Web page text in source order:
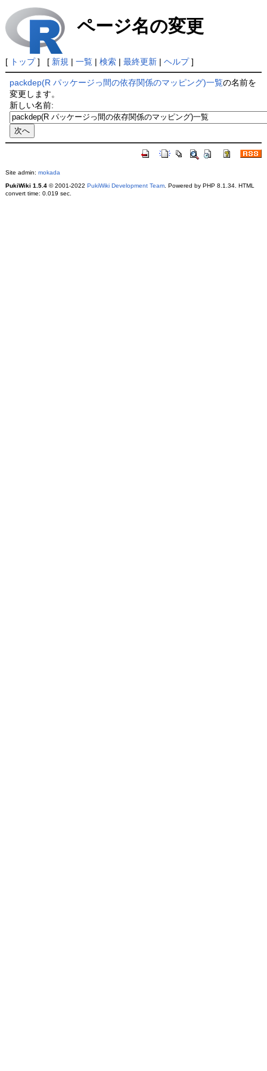
ページ名の変更
[ トップ] [ 新規 | 一覧| 検索| 最終更新| ヘルプ]
packdep(R パッケージっ間の依存関係のマッピング)一覧の名前を
変更します。
新しい名前:
Site admin: mokada
PukiWiki 1.5.4© 2001-2022 PukiWiki Development Team. Powered by PHP 8.1.34. HTML
convert time: 0.019 sec.